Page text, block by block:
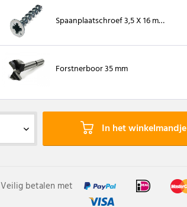
Spaanplaatschroef 3,5 X 16 mm, kruiskop (200 stuks)
Forstnerboor 35 mm
In het winkelmandje
Veilig betalen met